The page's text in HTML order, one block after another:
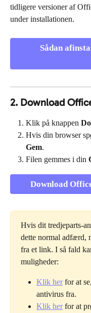
tidligere versioner af
under installationen.
Sådan
2. Download
Klik på knappen
Hvis din browser
Gem.
Filen gemmes i din
Download
Hvis dit tredjeparts-
dette normal adfærd,
fra et link. I så fald
muligheder:
Klik her for at
antivirus fra.
Klik her for at